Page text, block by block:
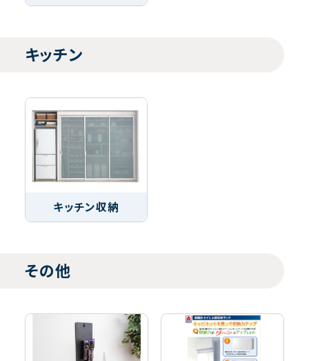
キッチン
キッチン収納
その他